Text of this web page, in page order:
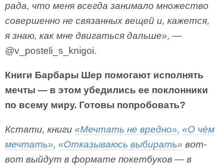
рада, что меня всегда занимало множество
совершенно не связанных вещей и, кажется,
я знаю, как мне двигаться дальше», —
@v_posteli_s_knigoi.
Книги Барбары Шер помогают исполнять
мечты — в этом убедились ее поклонники
по всему миру. Готовы попробовать?
Кстати, книги «Мечтать не вредно», «О чём
мечтать», «Отказываюсь выбирать» вот-
вот выйдут в формате покетбуков — в